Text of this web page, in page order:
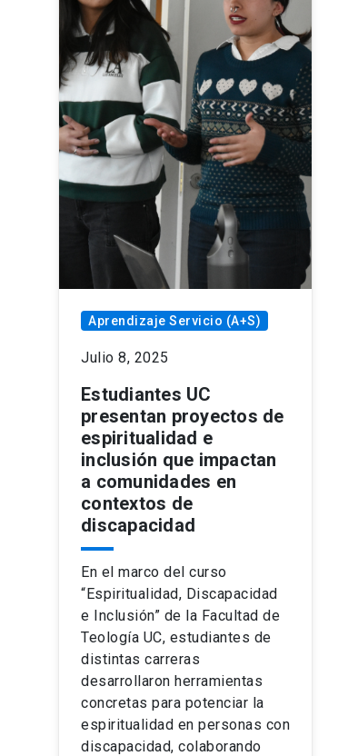
Aprendizaje Servicio (A+S)
Julio 8, 2025
Estudiantes UC
presentan proyectos de
espiritualidad e
inclusión que impactan
a comunidades en
contextos de
discapacidad
En el marco del curso
“Espiritualidad, Discapacidad
e Inclusión” de la Facultad de
Teología UC, estudiantes de
distintas carreras
desarrollaron herramientas
concretas para potenciar la
espiritualidad en personas con
discapacidad, colaborando